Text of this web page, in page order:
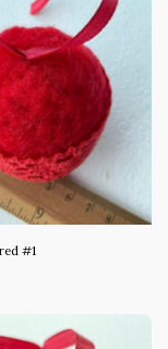
#1